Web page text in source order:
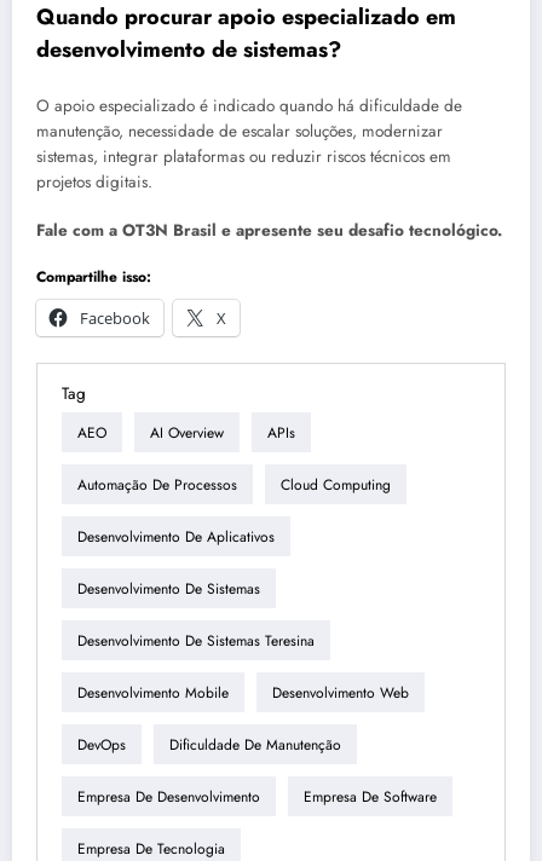
Quando procurar apoio especializado em
desenvolvimento de sistemas?
O apoio especializado é indicado quando há dificuldade de
manutenção, necessidade de escalar soluções, modernizar
sistemas, integrar plataformas ou reduzir riscos técnicos em
projetos digitais.
Fale com a OT3N Brasil e apresente seu desafio tecnológico.
Compartilhe isso:
Facebook
X
Tag
AEO AI Overview APIs
Automação De Processos Cloud Computing
Desenvolvimento De Aplicativos
Desenvolvimento De Sistemas
Desenvolvimento De Sistemas Teresina
Desenvolvimento Mobile Desenvolvimento Web
DevOps Dificuldade De Manutenção
Empresa De Desenvolvimento Empresa De Software
Empresa De Tecnologia